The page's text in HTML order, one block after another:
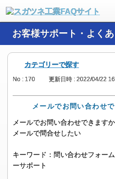
お客様サポート・よく
カテゴリーで探す
No : 170 更新日時 : 2022/04/22
メールでお問い合わせ
メールでお問い合わせできますか
メールで問合せしたい
キーワード：問い合わせフォー
ーサポート